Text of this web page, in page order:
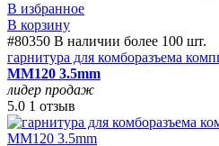
В избранное
В корзину
#80350 В наличии более 100 шт.
гарнитура для комборазъема
MM120 3.5mm
лидер продаж
5.0 1 отзыв